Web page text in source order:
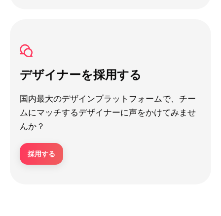
デザイナーを採用する
国内最大のデザインプラットフォームで、チー
ムにマッチするデザイナーに声をかけてみませ
んか？
採用する